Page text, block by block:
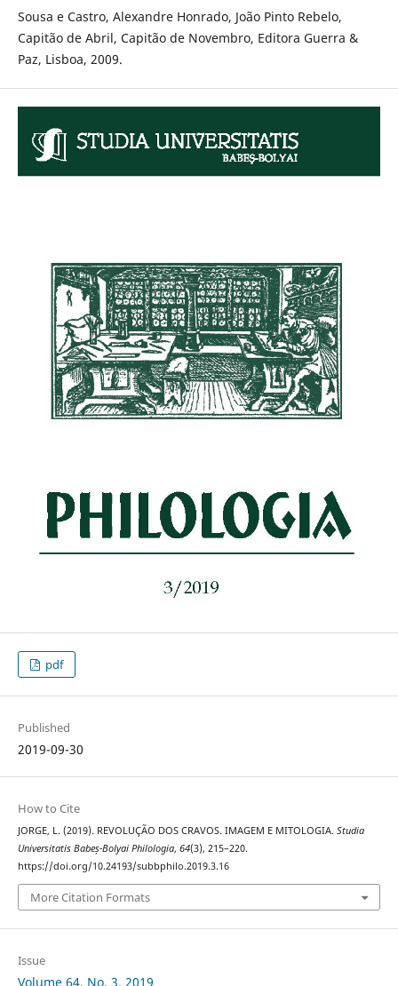
Sousa e Castro, Alexandre Honrado, João Pinto Rebelo,
Capitão de Abril, Capitão de Novembro, Editora Guerra &
Paz, Lisboa, 2009.
pdf
Published
2019-09-30
How to Cite
JORGE, L. (2019). REVOLUÇÃO DOS CRAVOS. IMAGEM E MITOLOGIA. Studia
Universitatis Babeș-Bolyai Philologia, 64(3), 215–220.
https://doi.org/10.24193/subbphilo.2019.3.16
More Citation Formats
Issue
Volume 64, No. 3, 2019